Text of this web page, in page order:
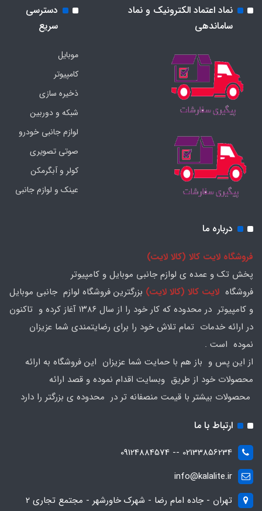
نماد اعتماد الکترونیک و نماد
ساماندهی
دسترسی
سریع
موبایل
کامپیوتر
ذخیره سازی
شبکه و دوربین
لوازم جانبی خودرو
صوتی تصویری
کولر و آبگرمکن
عینک و لوازم جانبی
درباره ما
فروشگاه لایت کالا (کالا لایت)
پخش تک و عمده ی لوازم جانبی موبایل و کامپیوتر
فروشگاه لایت کالا (کالا لایت) بزرگترین فروشگاه لوازم جانبی موبایل
و کامپیوتر در محدوده که کار خود را از سال ۱۳۸۶ آغاز کرده و تاکنون
در ارائه خدمات تمام تلاش خود را برای رضایتمندی شما عزیزان
نموده است .
از این پس و باز هم با حمایت شما عزیزان این فروشگاه به ارائه
محصولات خود از طریق وبسایت اقدام نموده و قصد ارائه
محصولات بیشتر با قیمت منصفانه تر در محدوده ی بزرگتر را دارد
ارتباط با ما
02133856234 -- 09124884574
info@kalalite.ir
تهران - جاده امام رضا - شهرک خاورشهر - مجتمع تجاری 2